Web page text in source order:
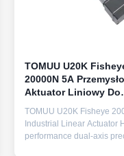
TOMUU U20K
20000N 5A
Aktuator Liniowy Do
Podwójnego Osi
PV
TOMUU U20K Fisheye
Industrial Linear Actuator
performance dual-axis